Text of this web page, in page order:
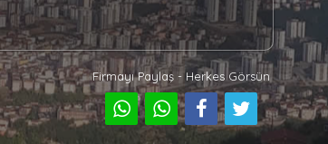
Firmayı Paylaş - Herkes Görsün